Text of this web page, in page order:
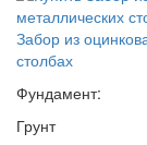
Забор из
столбах
Фундамент:
Грунт